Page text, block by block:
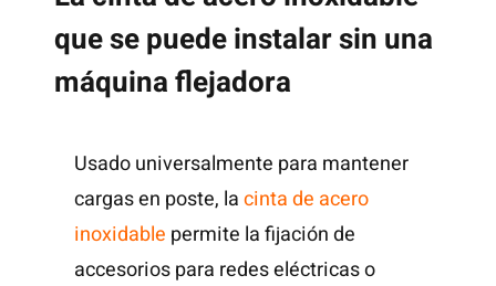
que se puede instalar sin una
máquina flejadora
Usado universalmente para mantener
cargas en poste, lacinta de acero
inoxidable permite la fijación de
accesorios para redes eléctricas o